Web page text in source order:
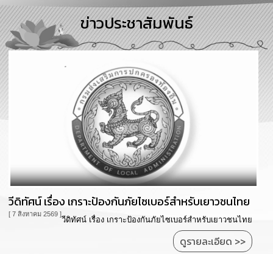
การ
บริหาร
งาน
จัด
จ้าง
การ
ข่าวประชาสัมพันธ์
วีดิทัศน์ เรื่อง เกราะป้องกันภัยไซเบอร์สำหรับเยาวชนไทย
[ 7 สิงหาคม 2569 ]
วีดิทัศน์ เรื่อง เกราะป้องกันภัยไซเบอร์สำหรับเยาวชนไทย
ดูรายละเอียด >>